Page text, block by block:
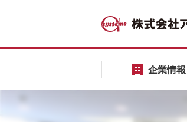
企業情報